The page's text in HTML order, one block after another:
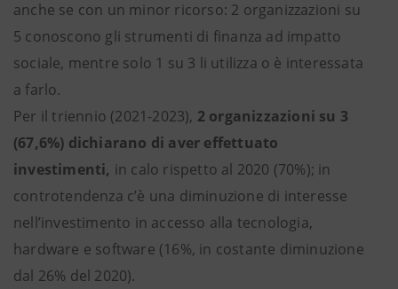
anche se con un minor ricorso: 2 organizzazioni su
5 conoscono gli strumenti di finanza ad impatto
sociale, mentre solo 1 su 3 li utilizza o è interessata
a farlo.
Per il triennio (2021-2023), 2 organizzazioni su 3
(67,6%) dichiarano di aver effettuato
investimenti, in calo rispetto al 2020 (70%); in
controtendenza c’è una diminuzione di interesse
nell’investimento in accesso alla tecnologia,
hardware e software (16%, in costante diminuzione
dal 26% del 2020).